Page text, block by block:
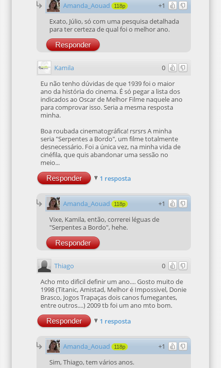
+1
Amanda_Aouad 118p
Exato, Júlio, só com uma pesquisa detalhada
para ter certeza de qual foi o melhor ano.
Responder
0
Kamila
Eu não tenho dúvidas de que 1939 foi o maior
ano da história do cinema. É só pegar a lista dos
indicados ao Oscar de Melhor Filme naquele ano
para comprovar isso. Seria a mesma resposta
minha.
Boa roubada cinematográfica! rsrsrs A minha
seria "Serpentes a Bordo", um filme totalmente
desnecessário. Foi a única vez, na minha vida de
cinéfila, que quis abandonar uma sessão no
meio...
Responder 1 resposta
+1
Amanda_Aouad 118p
Vixe, Kamila, então, correrei léguas de
"Serpentes a Bordo", hehe.
Responder
0
Thiago
Acho mto dificil definir um ano.... Gosto muito de
1998 (Titanic, Amistad, Melhor é Impossivel, Donie
Brasco, Jogos Trapaças dois canos fumegantes,
entre outros....) 2009 tb foi um ano mto bom.
Responder 1 resposta
+1
Amanda_Aouad 118p
Sim, Thiago, tem vários anos.